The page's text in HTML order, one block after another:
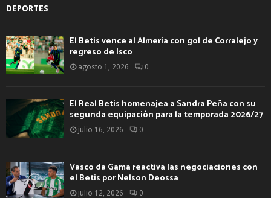
DEPORTES
El Betis vence al Almería con gol de Corralejo y
regreso de Isco
agosto 1, 2026 0
El Real Betis homenajea a Sandra Peña con su
segunda equipación para la temporada 2026/27
julio 16, 2026 0
Vasco da Gama reactiva las negociaciones con
el Betis por Nelson Deossa
julio 12, 2026 0